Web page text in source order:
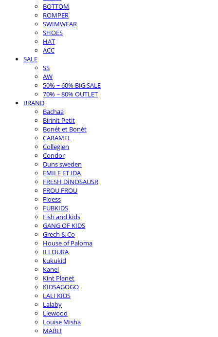
BOTTOM
ROMPER
SWIMWEAR
SHOES
HAT
ACC
SALE
SS
AW
50% ~ 60% BIG SALE
70% ~ 80% OUTLET
BRAND
Bachaa
Birinit Petit
Bonét et Bonét
CARAMEL
Collegien
Condor
Duns sweden
EMILE ET IDA
FRESH DINOSAUSR
FROU FROU
Floess
FUBKIDS
Fish and kids
GANG OF KIDS
Grech & Co
House of Paloma
ILLOURA
kukukid
Kanel
Kint Planet
KIDSAGOGO
LALI KIDS
Lalaby
Liewood
Louise Misha
MABLI